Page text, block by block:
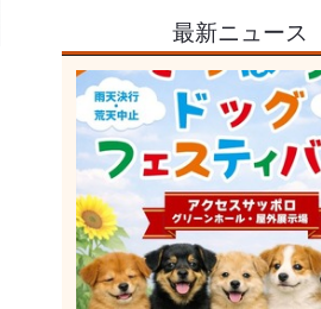
最新ニュース